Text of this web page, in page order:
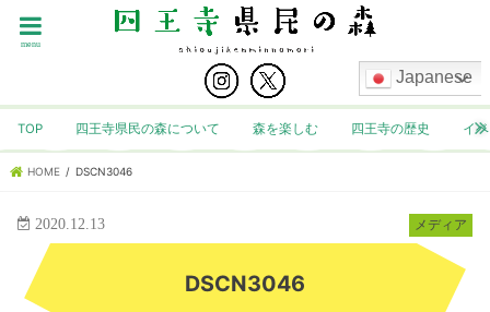
Japanese
menu
TOP 四王寺県民の森について 森を楽しむ 四王寺の歴史 イ
HOME DSCN3046
メディア
2020.12.13
DSCN3046